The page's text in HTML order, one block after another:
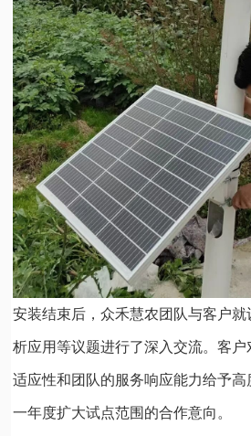
安装结束后，众禾慧农团队与客户
析应用等议题进行了深入交流。客户
适应性和团队的服务响应能力给予
一年度扩大试点范围的合作意向。